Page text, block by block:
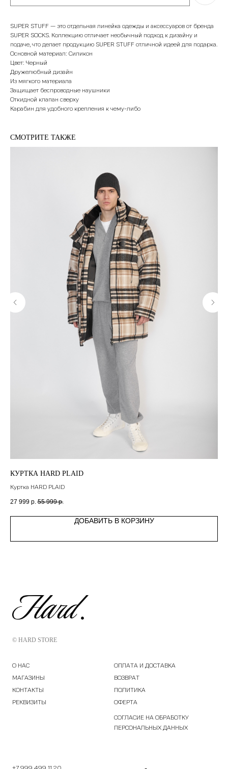
SUPER STUFF — это отдельная линейка одежды и аксессуаров от бренда
SUPER SOCKS. Коллекцию отличает необычный подход к дизайну и
подаче, что делает продукцию SUPER STUFF отличной идеей для подарка.
Основной материал: Силикон
Цвет: Черный
Дружелюбный дизайн
Из мягкого материала
Защищает беспроводные наушники
Откидной клапан сверху
Карабин для удобного крепления к чему-либо
СМОТРИТЕ ТАКЖЕ
КУРТКА HARD PLAID
Куртка HARD PLAID
27 999 р. 55 999 р.
ДОБАВИТЬ В КОРЗИНУ
© HARD STORE
О НАС
МАГАЗИНЫ
КОНТАКТЫ
РЕКВИЗИТЫ
ОПЛАТА И ДОСТАВКА
ВОЗВРАТ
ПОЛИТИКА
ОФЕРТА
СОГЛАСИЕ НА ОБРАБОТКУ
ПЕРСОНАЛЬНЫХ ДАННЫХ